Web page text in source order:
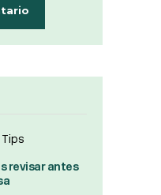
Tips
revisar antes